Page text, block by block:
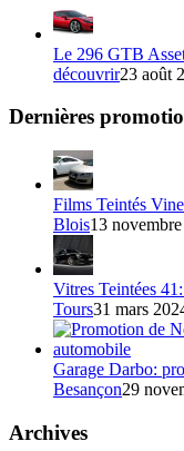
Le 296 GTB
découvrir23 août
Dernières
Films Teintés
Blois13
Vitres Teintées
Tours31 mars
Garage Darbo:
Besançon29
Archives